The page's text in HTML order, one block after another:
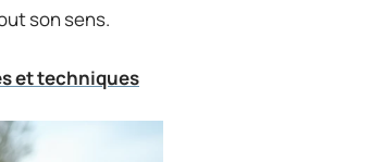
son sens.
et techniques